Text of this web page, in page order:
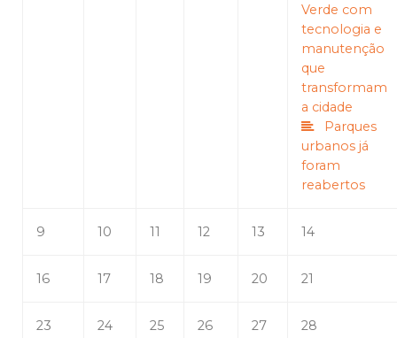
Verde com
tecnologia e
manutenção
que
transformam
a cidade
Parques
urbanos já
foram
reabertos
9 10 11 12 13 14
16 17 18 19 20 21
23 24 25 26 27 28